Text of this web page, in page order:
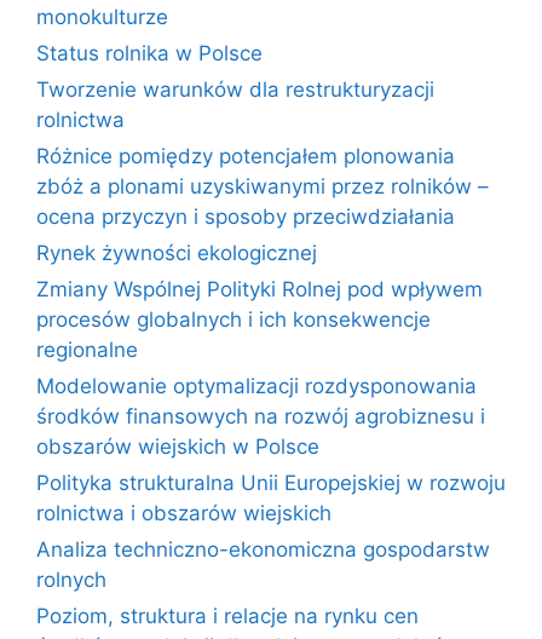
monokulturze
Status rolnika w Polsce
Tworzenie warunków dla restrukturyzacji
rolnictwa
Różnice pomiędzy potencjałem plonowania
zbóż a plonami uzyskiwanymi przez rolników –
ocena przyczyn i sposoby przeciwdziałania
Rynek żywności ekologicznej
Zmiany Wspólnej Polityki Rolnej pod wpływem
procesów globalnych i ich konsekwencje
regionalne
Modelowanie optymalizacji rozdysponowania
środków finansowych na rozwój agrobiznesu i
obszarów wiejskich w Polsce
Polityka strukturalna Unii Europejskiej w rozwoju
rolnictwa i obszarów wiejskich
Analiza techniczno-ekonomiczna gospodarstw
rolnych
Poziom, struktura i relacje na rynku cen